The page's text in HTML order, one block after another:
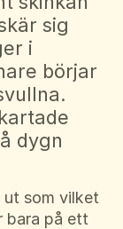
sig
i
börjar
dygn
ut som vilket
bara på ett